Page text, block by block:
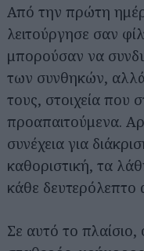
Από την πρώτη
λειτούργησε σαν
μπορούσαν να
των συνθηκών,
τους, στοιχεία που
προαπαιτούμενα.
συνέχεια για
καθοριστική, τα
κάθε
Σε αυτό το